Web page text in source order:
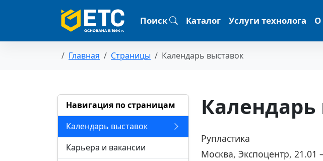
Поиск Каталог Услуги технолога О
Главная Страницы Календарь выставок
Навигация по страницам
Календарь выставок
Карьера и вакансии
Рупластика
Москва, Экспоцентр, 21.01